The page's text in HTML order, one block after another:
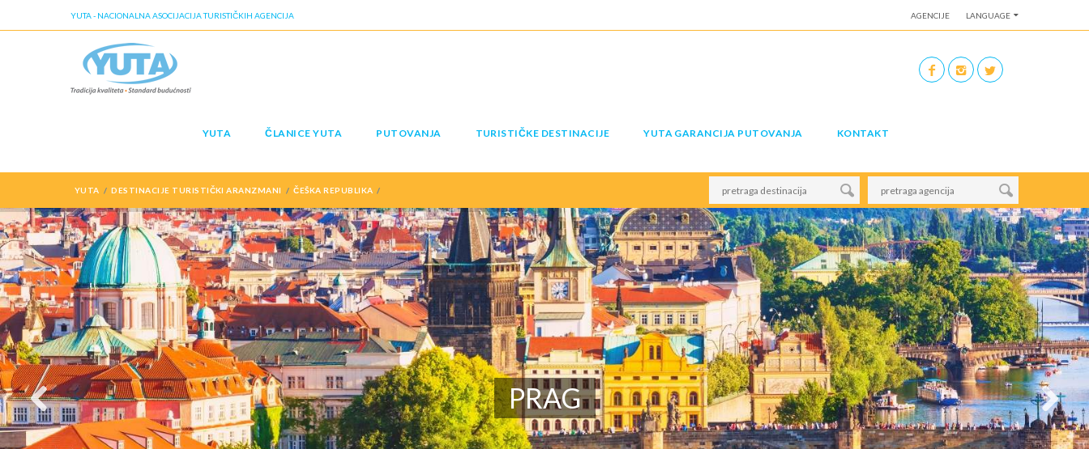
AGENCIJE LANGUAGE
YUTA - NACIONALNA ASOCIJACIJA TURISTIČKIH AGENCIJA
YUTA ČLANICE YUTA PUTOVANJA TURISTIČKE DESTINACIJE YUTA GARANCIJA PUTOVANJA KONTAKT
YUTA DESTINACIJE TURISTIČKI ARANZMANI ČEŠKA REPUBLIKA
PRAG